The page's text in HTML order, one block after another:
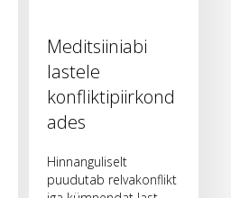
Meditsiiniabi
lastele
konfliktipiirkond
ades
Hinnanguliselt
puudutab relvakonflikt